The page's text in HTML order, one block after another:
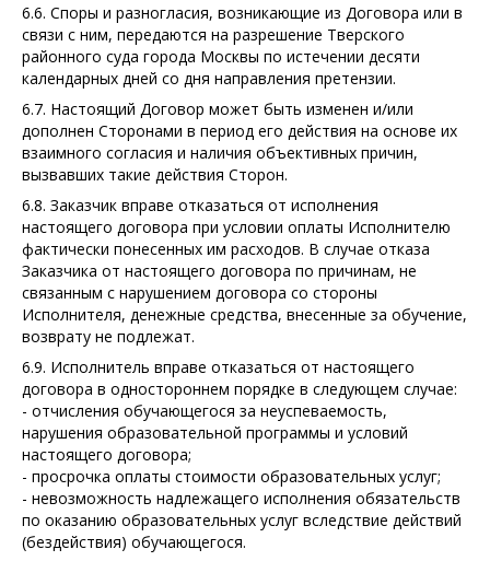
6.6. Споры и разногласия, возникающие из Договора или в
связи с ним, передаются на разрешение Тверского
районного суда города Москвы по истечении десяти
календарных дней со дня направления претензии.
6.7. Настоящий Договор может быть изменен и/или
дополнен Сторонами в период его действия на основе их
взаимного согласия и наличия объективных причин,
вызвавших такие действия Сторон.
6.8. Заказчик вправе отказаться от исполнения
настоящего договора при условии оплаты Исполнителю
фактически понесенных им расходов. В случае отказа
Заказчика от настоящего договора по причинам, не
связанным с нарушением договора со стороны
Исполнителя, денежные средства, внесенные за обучение,
возврату не подлежат.
6.9. Исполнитель вправе отказаться от настоящего
договора в одностороннем порядке в следующем случае:
- отчисления обучающегося за неуспеваемость,
нарушения образовательной программы и условий
настоящего договора;
- просрочка оплаты стоимости образовательных услуг;
- невозможность надлежащего исполнения обязательств
по оказанию образовательных услуг вследствие действий
(бездействия) обучающегося.